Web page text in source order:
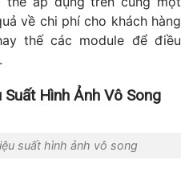
về chi phí cho khách hàng
thế các module để điều
Hình Ảnh Vô Song
suất hình ảnh vô song